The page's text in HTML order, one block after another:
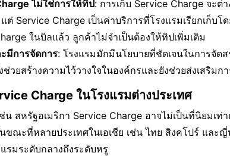
ไม่ใช่การให้ทิป: การเก็บ Service Charge จะ
ต่ Service Charge เป็นค่าบริการที่โรงแรมเรียกเก็บ
ในบิลแล้ว ลูกค้าไม่จำเป็นต้องให้ทิปเพิ่มเติม
มีการจัดการ: โรงแรมมักมีนโยบายที่ชัดเจนในการจัด
ช่วยสร้างความไว้วางใจในองค์กรและยังช่วยส่งเสริม
Charge ในโรงแรมต่างประเทศ
ช่น สหรัฐอเมริกา Service Charge อาจไม่เป็นที่นิยมเ
ขณะที่หลายประเทศในเอเชีย เช่น ไทย สิงคโปร์ และ
รมระดับกลางถึงระดับหรู